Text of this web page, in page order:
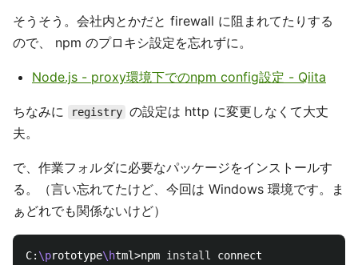
そうそう。会社内とかだと firewall に阻まれてたりする
ので、 npm のプロキシ設定を忘れずに。
Node.js - proxy環境下でのnpm config設定 - Qiita
ちなみに registry の設定は http に変更しなくて大丈
夫。
で、作業フォルダに必要なパッケージをインストールす
る。（言い忘れてたけど、今回は Windows 環境です。ま
ぁどれでも関係ないけど）
C: \prototype\html>npm install connect